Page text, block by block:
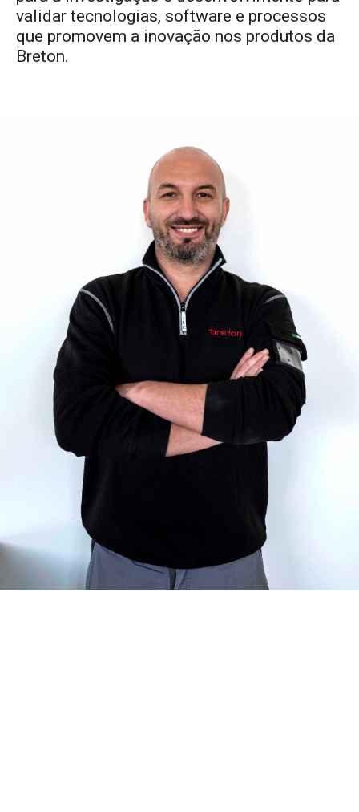
validar tecnologias, software e processos
que promovem a inovação nos produtos da
Breton.